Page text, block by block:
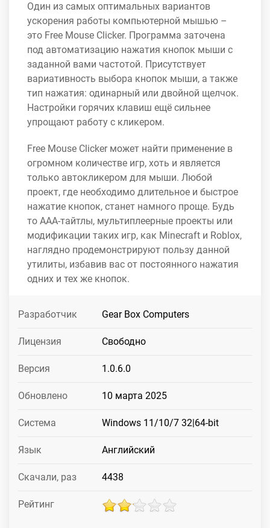
Один из самых оптимальных вариантов
ускорения работы компьютерной мышью –
это Free Mouse Clicker. Программа заточена
под автоматизацию нажатия кнопок мыши с
заданной вами частотой. Присутствует
вариативность выбора кнопок мыши, а также
тип нажатия: одинарный или двойной щелчок.
Настройки горячих клавиш ещё сильнее
упрощают работу с кликером.
Free Mouse Clicker может найти применение в
огромном количестве игр, хоть и является
только автокликером для мыши. Любой
проект, где необходимо длительное и быстрое
нажатие кнопок, станет намного проще. Будь
то ААА-тайтлы, мультиплеерные проекты или
модификации таких игр, как Minecraft и Roblox,
наглядно продемонстрируют пользу данной
утилиты, избавив вас от постоянного нажатия
одних и тех же кнопок.
Разработчик Gear Box Computers
Лицензия Свободно
Версия 1.0.6.0
Обновлено 10 марта 2025
Система Windows 11/10/7 32|64-bit
Язык Английский
Скачали, раз 4438
Рейтинг